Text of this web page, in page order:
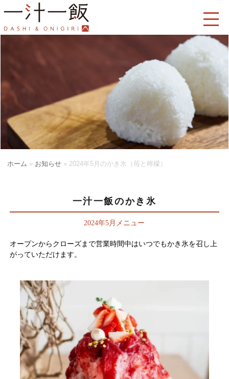
ホーム » お知らせ » 2024年5月のかき氷（苺と檸檬）
一汁一飯のかき氷
2024年5月メニュー
オープンからクローズまで営業時間中はいつでもかき氷を召し上
がっていただけます。